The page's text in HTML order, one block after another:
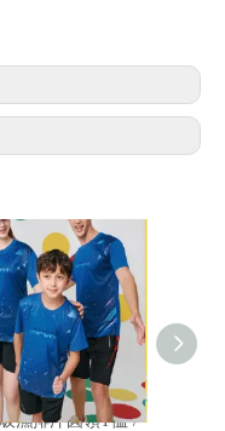
濕排汗圓領T恤 /